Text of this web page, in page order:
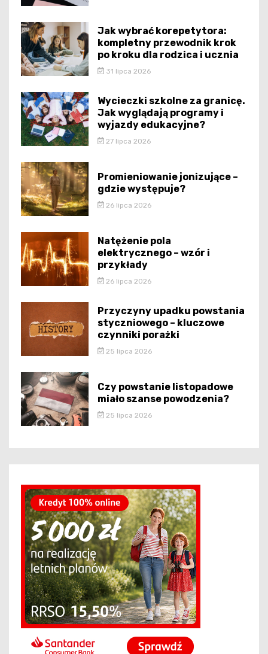
Jak wybrać korepetytora:
kompletny przewodnik krok
po kroku dla rodzica i ucznia
31 lipca 2026
Wycieczki szkolne za granicę.
Jak wyglądają programy i
wyjazdy edukacyjne?
27 lipca 2026
Promieniowanie jonizujące –
gdzie występuje?
26 lipca 2026
Natężenie pola
elektrycznego – wzór i
przykłady
26 lipca 2026
Przyczyny upadku powstania
styczniowego – kluczowe
czynniki porażki
25 lipca 2026
Czy powstanie listopadowe
miało szanse powodzenia?
25 lipca 2026